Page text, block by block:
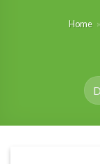
Home »